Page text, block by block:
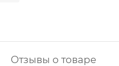
Отзывы о товаре